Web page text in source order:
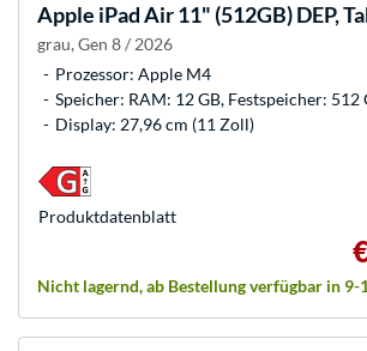
Apple iPad Air 11" (512GB) DEP,
grau, Gen 8 / 2026
Prozessor: Apple M4
Speicher: RAM: 12 GB, Festspeicher: 512
Display: 27,96 cm (11 Zoll)
Nicht lagernd, ab Bestellung verfügbar in
Produkt­datenblatt